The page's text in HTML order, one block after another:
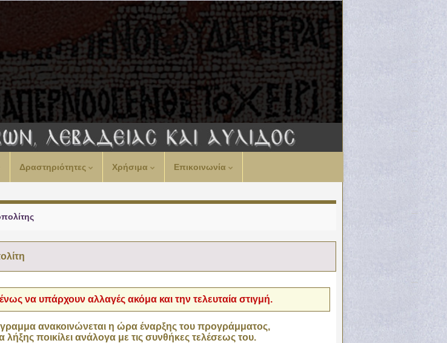
Δραστηριότητες Χρήσιμα Επικοινωνία
να υπάρχουν αλλαγές ακόμα και την τελευταία στιγμή.
ανακοινώνεται η ώρα έναρξης του προγράμματος,
λήξης ποικίλει ανάλογα με τις συνθήκες τελέσεως του.